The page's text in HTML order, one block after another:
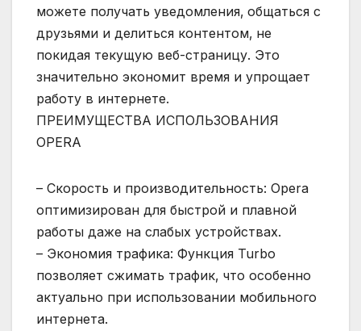
можете получать уведомления‚ общаться с
друзьями и делиться контентом‚ не
покидая текущую веб-страницу. Это
значительно экономит время и упрощает
работу в интернете.
ПРЕИМУЩЕСТВА ИСПОЛЬЗОВАНИЯ
OPERA
– Скорость и производительность: Opera
оптимизирован для быстрой и плавной
работы даже на слабых устройствах.
– Экономия трафика: Функция Turbo
позволяет сжимать трафик‚ что особенно
актуально при использовании мобильного
интернета.